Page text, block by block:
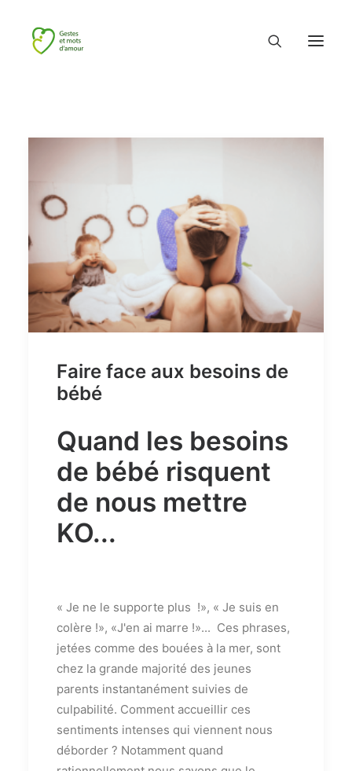
PROFESSIONNELS
CONTACT
Faire face aux besoins de
bébé
Quand les besoins
de bébé risquent
de nous mettre
KO...
« Je ne le supporte plus !», « Je suis en
colère !», «J'en ai marre !»... Ces phrases,
jetées comme des bouées à la mer, sont
chez la grande majorité des jeunes
parents instantanément suivies de
culpabilité. Comment accueillir ces
sentiments intenses qui viennent nous
déborder ? Notamment quand